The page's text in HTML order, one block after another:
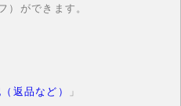
）ができます。
返品など）
」